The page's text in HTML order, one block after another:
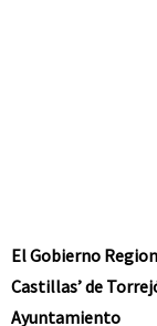
El Gobierno
Castillas’ de
Ayuntamiento